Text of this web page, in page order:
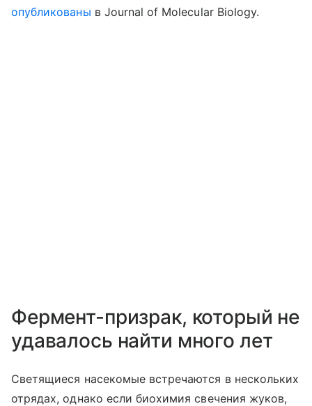
опубликованы в Journal of Molecular Biology.
Фермент-призрак, который не
удавалось найти много лет
Светящиеся насекомые встречаются в нескольких
отрядах, однако если биохимия свечения жуков,